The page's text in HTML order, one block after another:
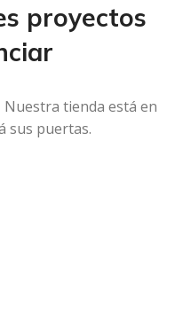
proyectos
Nuestra tienda está en
sus puertas.